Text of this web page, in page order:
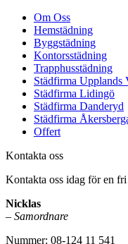
Om Oss
Hemstädning
Byggstädning
Kontorsstädning
Trapphusstädning
Städfirma Upplands
Städfirma Lidingö
Städfirma Danderyd
Städfirma
Offert
Kontakta oss
Kontakta oss idag för en
Nicklas
– Samordnare
Nummer: 08-124 11 541